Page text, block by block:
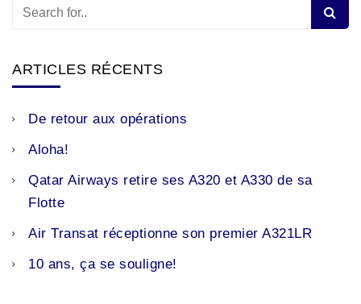
ARTICLES RÉCENTS
De retour aux opérations
Aloha!
Qatar Airways retire ses A320 et A330 de sa
Flotte
Air Transat réceptionne son premier A321LR
10 ans, ça se souligne!